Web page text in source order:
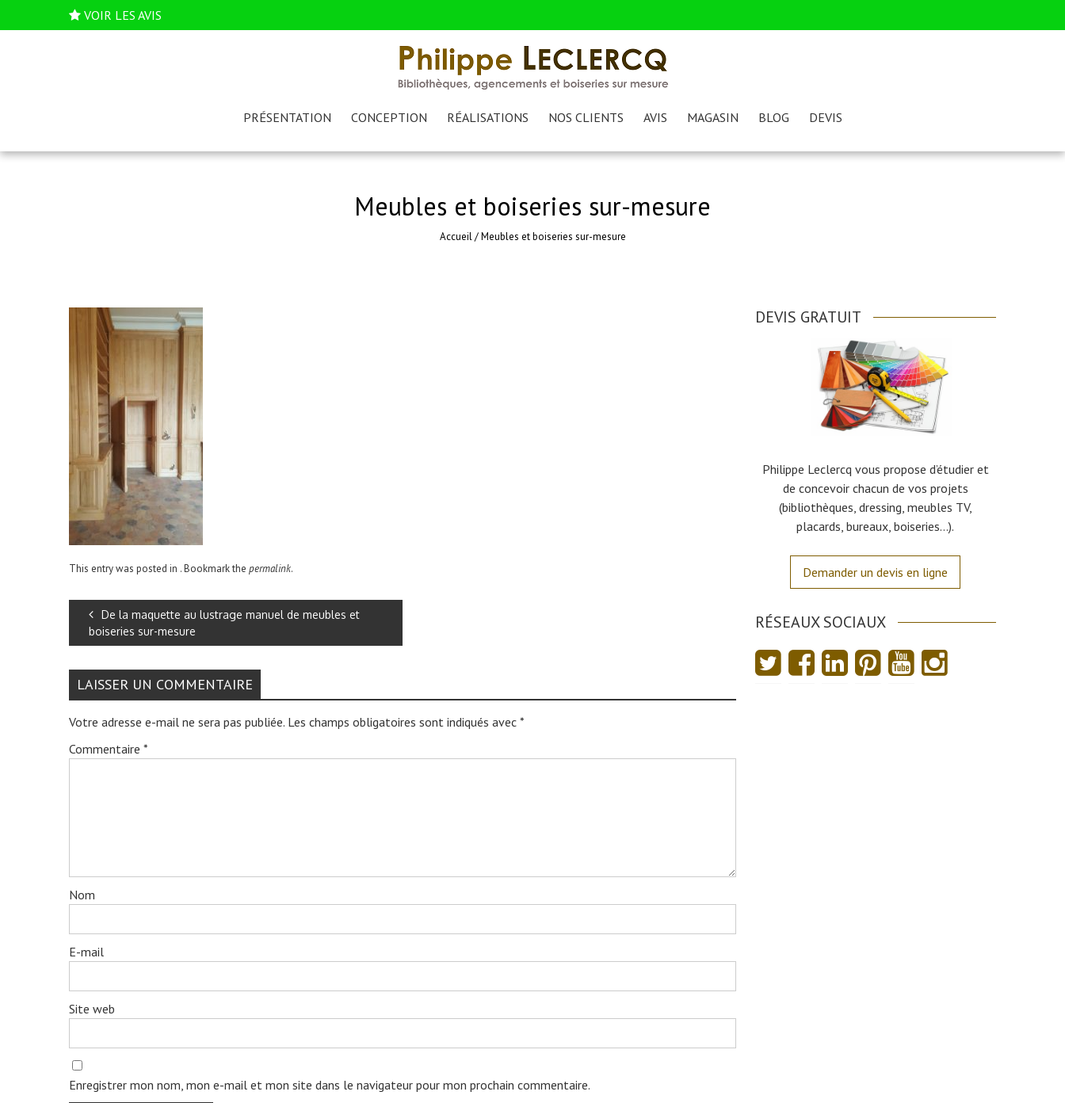
VOIR LES AVIS
PRÉSENTATION CONCEPTION RÉALISATIONS NOS CLIENTS AVIS MAGASIN BLOG DEVIS
Meubles et boiseries sur-mesure
Accueil/Meubles et boiseries sur-mesure
This entry was posted in . Bookmark the permalink.
De la maquette au lustrage manuel de meubles et
boiseries sur-mesure
LAISSER UN COMMENTAIRE
Votre adresse e-mail ne sera pas publiée. Les champs obligatoires sont indiqués avec *
Commentaire *
Nom
E-mail
Site web
Enregistrer mon nom, mon e-mail et mon site dans le navigateur pour mon prochain commentaire.
DEVIS GRATUIT
Philippe Leclercq vous propose d’étudier et
de concevoir chacun de vos projets
(bibliothèques, dressing, meubles TV,
placards, bureaux, boiseries…).
Demander un devis en ligne
RÉSEAUX SOCIAUX